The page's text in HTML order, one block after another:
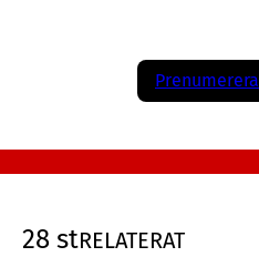
Prenumerera
28 stRELATERAT